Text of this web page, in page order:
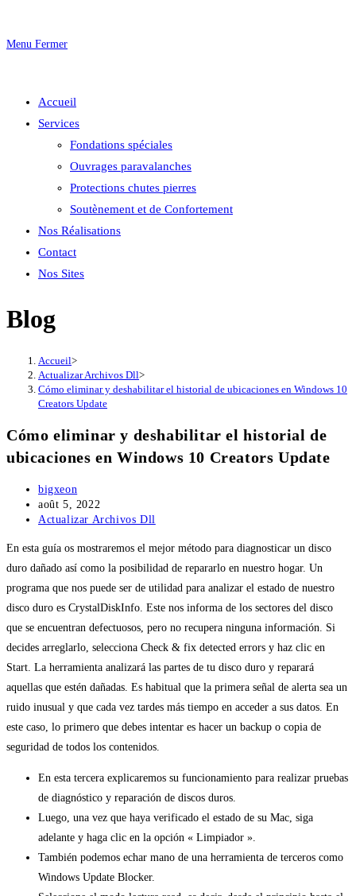
Menu Fermer
Accueil
Services
Fondations spéciales
Ouvrages paravalanches
Protections chutes pierres
Soutènement et de Confortement
Nos Réalisations
Contact
Nos Sites
Blog
Accueil>
Actualizar Archivos Dll>
Cómo eliminar y deshabilitar el historial de ubicaciones en Windows 10
Creators Update
Cómo eliminar y deshabilitar el historial de
ubicaciones en Windows 10 Creators Update
Auteur/autrice
de
la
bigxeon
Publication
publiée :
août 5, 2022
Post
Actualizar Archivos Dll
En esta guía os mostraremos el mejor método para diagnosticar un disco
duro dañado así como la posibilidad de repararlo en nuestro hogar. Un
programa que nos puede ser de utilidad para analizar el estado de nuestro
disco duro es CrystalDiskInfo. Este nos informa de los sectores del disco
que se encuentran defectuosos, pero no recupera ninguna información. Si
decides arreglarlo, selecciona Check & fix detected errors y haz clic en
Start. La herramienta analizará las partes de tu disco duro y reparará
aquellas que estén dañadas. Es habitual que la primera señal de alerta sea un
ruido inusual y que cada vez tardes más tiempo en acceder a sus datos. En
este caso, lo primero que debes intentar es hacer un backup o copia de
seguridad de todos los contenidos.
En esta tercera explicaremos su funcionamiento para realizar pruebas
de diagnóstico y reparación de discos duros.
Luego, una vez que haya verificado el estado de su Mac, siga
adelante y haga clic en la opción « Limpiador ».
También podemos echar mano de una herramienta de terceros como
Windows Update Blocker.